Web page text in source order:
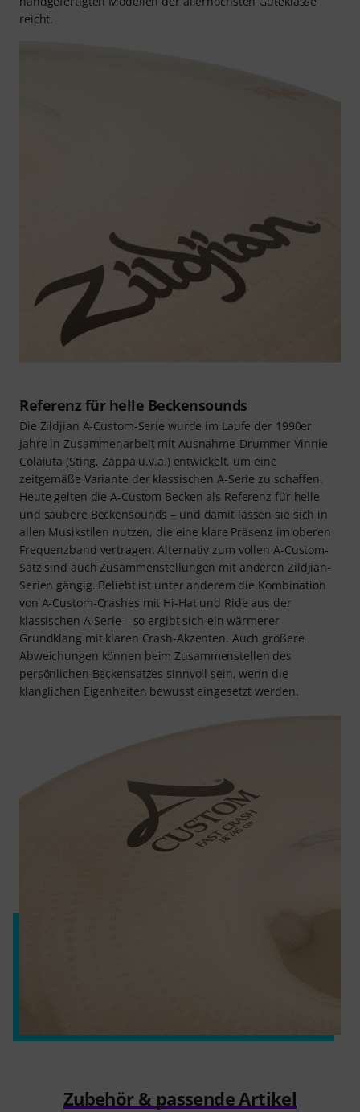
reicht.
Referenz für helle Beckensounds
Die Zildjian A-Custom-Serie wurde im Laufe der 1990er
Jahre in Zusammenarbeit mit Ausnahme-Drummer Vinnie
Colaiuta (Sting, Zappa u.v.a.) entwickelt, um eine
zeitgemäße Variante der klassischen A-Serie zu schaffen.
Heute gelten die A-Custom Becken als Referenz für helle
und saubere Beckensounds – und damit lassen sie sich in
allen Musikstilen nutzen, die eine klare Präsenz im oberen
Frequenzband vertragen. Alternativ zum vollen A-Custom-
Satz sind auch Zusammenstellungen mit anderen Zildjian-
Serien gängig. Beliebt ist unter anderem die Kombination
von A-Custom-Crashes mit Hi-Hat und Ride aus der
klassischen A-Serie – so ergibt sich ein wärmerer
Grundklang mit klaren Crash-Akzenten. Auch größere
Abweichungen können beim Zusammenstellen des
persönlichen Beckensatzes sinnvoll sein, wenn die
klanglichen Eigenheiten bewusst eingesetzt werden.
Zubehör & passende Artikel